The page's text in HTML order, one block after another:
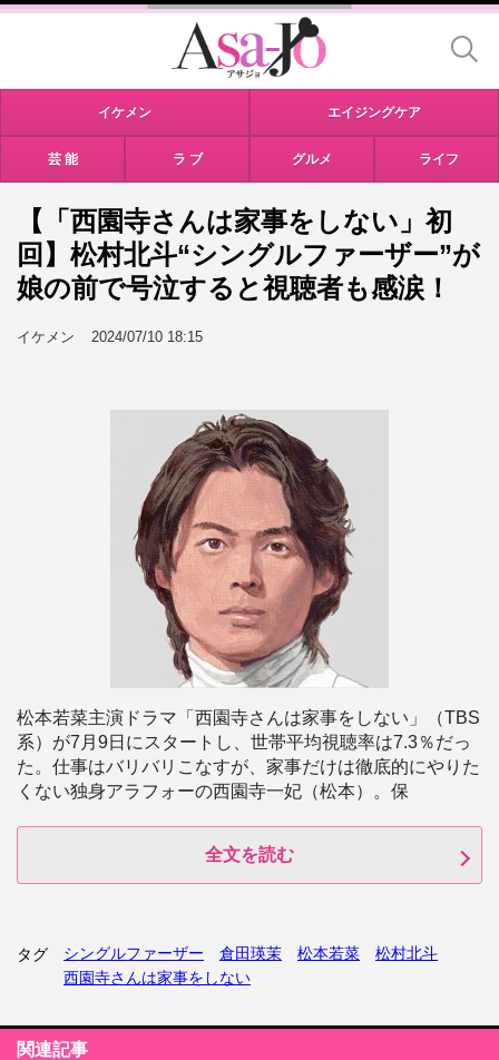
イケメン エイジングケア
芸 能 ラ ブ グルメ ライフ
【「西園寺さんは家事をしない」初
回】松村北斗“シングルファーザー”が
娘の前で号泣すると視聴者も感涙！
イケメン 2024/07/10 18:15
松本若菜主演ドラマ「西園寺さんは家事をしない」（TBS
系）が7月9日にスタートし、世帯平均視聴率は7.3％だっ
た。仕事はバリバリこなすが、家事だけは徹底的にやりた
くない独身アラフォーの西園寺一妃（松本）。保
全文を読む
タグ シングルファーザー 倉田瑛茉 松本若菜
松村北斗
西園寺さんは家事をしない
関連記事